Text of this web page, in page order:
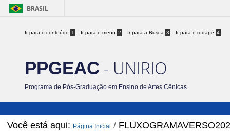
BRASIL
Ir para o conteúdo 1 Ir para o menu 2 Ir para a Busca 3 Ir para o rodapé 4
PPGEAC - UNIRIO
Programa de Pós-Graduação em Ensino de Artes Cênicas
Você está aqui: Página Inicial /